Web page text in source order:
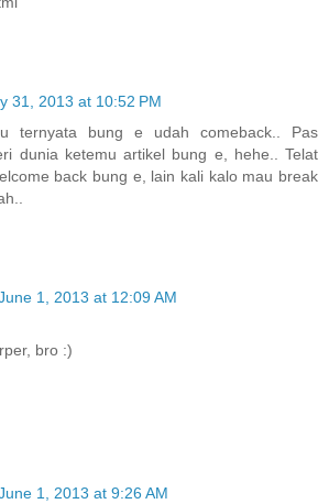
31, 2013 at 10:52 PM
ternyata bung e udah comeback.. Pas
dunia ketemu artikel bung e, hehe.. Telat
back bung e, lain kali kalo mau break
1, 2013 at 12:09 AM
bro :)
1, 2013 at 9:26 AM